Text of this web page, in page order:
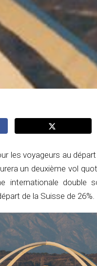
les voyageurs au
un deuxième vol
internationale
de la Suisse de 26%.